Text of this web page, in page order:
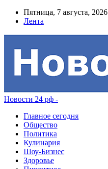
Пятница, 7 августа, 2026
Лента
Новости 24 рф -
Главное сегодня
Общество
Политика
Кулинария
Шоу-Бизнес
Здоровье